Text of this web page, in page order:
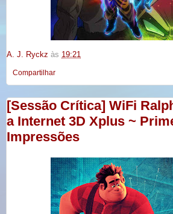
A. J. Ryckz às 19:21
Compartilhar
[Sessão Crítica] WiFi
a Internet 3D Xplus ~
Impressões